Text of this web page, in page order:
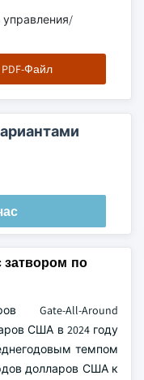
управления/
Файл
по
Gate-All-Around
США в 2024 году
темпом
долларов США к